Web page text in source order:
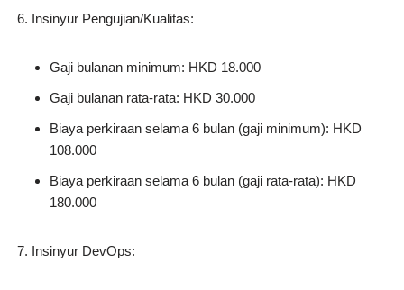
Insinyur Pengujian/Kualitas:
Gaji bulanan minimum: HKD 18.000
Gaji bulanan rata-rata: HKD 30.000
Biaya perkiraan selama 6 bulan (gaji minimum): HKD
108.000
Biaya perkiraan selama 6 bulan (gaji rata-rata): HKD
180.000
Insinyur DevOps: